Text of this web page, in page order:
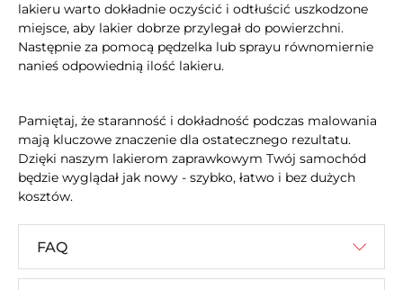
lakieru warto dokładnie oczyścić i odtłuścić uszkodzone
miejsce, aby lakier dobrze przylegał do powierzchni.
Następnie za pomocą pędzelka lub sprayu równomiernie
nanieś odpowiednią ilość lakieru.
Pamiętaj, że staranność i dokładność podczas malowania
mają kluczowe znaczenie dla ostatecznego rezultatu.
Dzięki naszym lakierom zaprawkowym Twój samochód
będzie wyglądał jak nowy - szybko, łatwo i bez dużych
kosztów.
FAQ